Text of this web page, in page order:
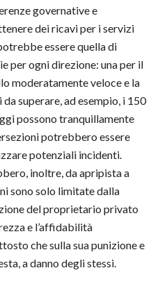
governative e
dei ricavi per i servizi
essere quella di
per ogni direzione: una per il
moderatamente veloce e la
superare, ad esempio, i 150
possono tranquillamente
potrebbero essere
potenziali incidenti.
inoltre, da apripista a
sono solo limitate dalla
del proprietario privato
e l’affidabilità
che sulla sua punizione e
a danno degli stessi.